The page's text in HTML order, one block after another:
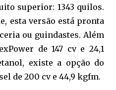
superior: 1343 quilos.
esta versão está pronta
ou guindastes. Além
de 147 cv e 24,1
existe a opção do
de 200 cv e 44,9 kgfm.